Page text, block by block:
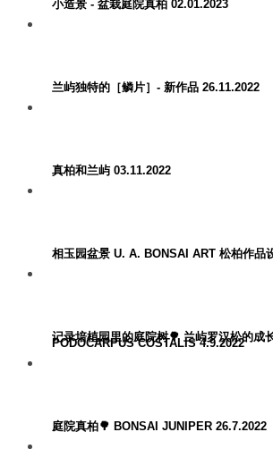
小造景 - 盆栽庭院真柏 02.01.2023
兰屿独特的［鳞片］- 新作品 26.11.2022
真柏和兰屿 03.11.2022
相玉园盆景 U. A. BONSAI ART 松柏作品
记录培植园里的庭院树🌳 兰屿罗汉松的成
PODOCARPUS COSTALIS 4.9.2022
庭院真柏🌳 BONSAI JUNIPER 26.7.2022